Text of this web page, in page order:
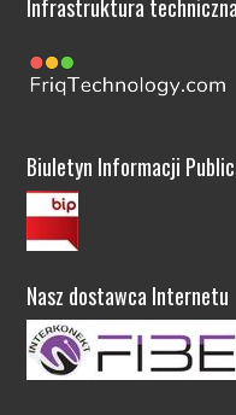
Infrastruktura techniczna
Biuletyn Informacji
Nasz dostawca Internetu